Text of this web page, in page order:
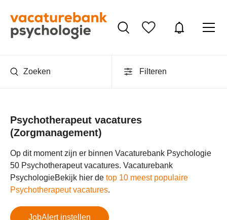
Zoeken Filteren
Psychotherapeut vacatures
(Zorgmanagement)
Op dit moment zijn er binnen Vacaturebank Psychologie
50 Psychotherapeut vacatures. Vacaturebank
PsychologieBekijk hier de top 10 meest populaire
Psychotherapeut vacatures.
JobAlert instellen